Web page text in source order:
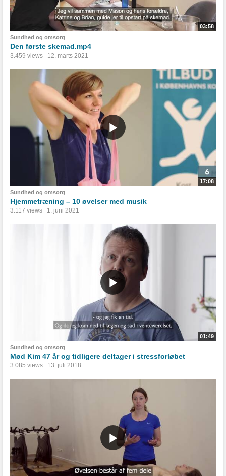
03:58
Sundhed og omsorg
Den første skemad.mp4
3.459 views 12. marts 2021
17:08
Sundhed og omsorg
Hjemmetræning – 10 øvelser med musik
3.117 views 1. juni 2021
01:49
Sundhed og omsorg
Mød Kim 47 år og tidligere deltager i stressforløbet
3.085 views 13. juli 2018